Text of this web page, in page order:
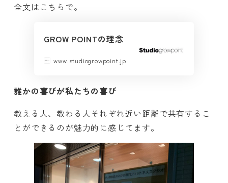
全文はこちらで。
GROW POINTの理念
www.studiogrowpoint.jp
誰かの喜びが私たちの喜び
教える人、教わる人それぞれ近い距離で共有するこ
とができるのが魅力的に感じてます。